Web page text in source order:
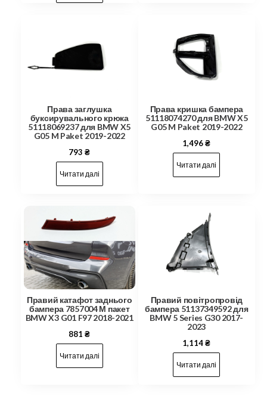
Права заглушка
буксирувального крюка
51118069237 для BMW X5
G05 M Paket 2019-2022
793₴
Читати далі
Права кришка бампера
51118074270 для BMW X5
G05 M Paket 2019-2022
1,496₴
Читати далі
Правий катафот заднього
бампера 7857004 М пакет
BMW X3 G01 F97 2018-2021
881₴
Читати далі
Правий повітропровід
бампера 51137349592 для
BMW 5 Series G30 2017-
2023
1,114₴
Читати далі